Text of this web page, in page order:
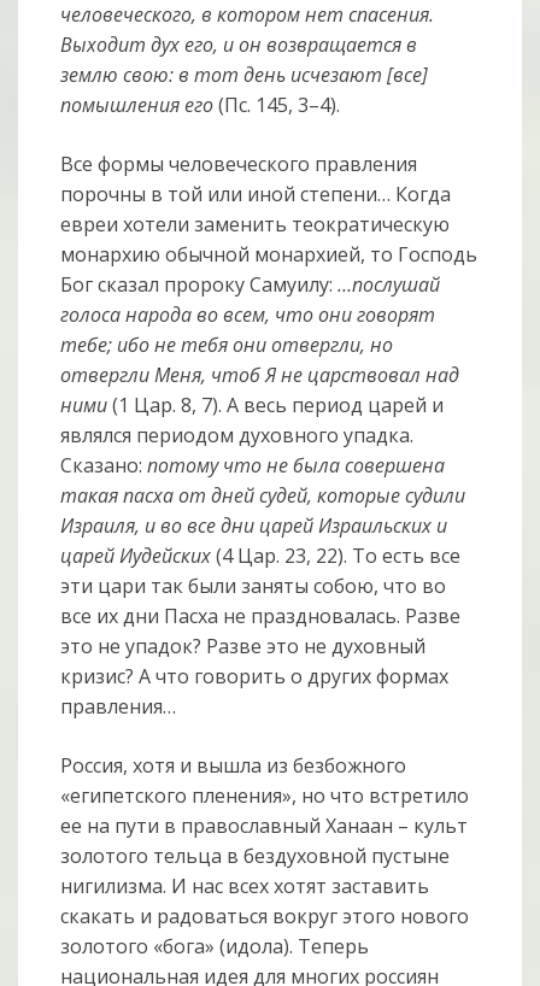
человеческого, в котором нет спасения.
Выходит дух его, и он возвращается в
землю свою: в тот день исчезают [все]
помышления его(Пс. 145, 3–4).
Все формы человеческого правления
порочны в той или иной степени… Когда
евреи хотели заменить теократическую
монархию обычной монархией, то Господь
Бог сказал пророку Самуилу:…послушай
голоса народа во всем, что они говорят
тебе; ибо не тебя они отвергли, но
отвергли Меня, чтоб Я не царствовал над
ними(1 Цар. 8, 7). А весь период царей и
являлся периодом духовного упадка.
Сказано:потому что не была совершена
такая пасха от дней судей, которые судили
Израиля, и во все дни царей Израильских и
царей Иудейских(4 Цар. 23, 22). То есть все
эти цари так были заняты собою, что во
все их дни Пасха не праздновалась. Разве
это не упадок? Разве это не духовный
кризис? А что говорить о других формах
правления…
Россия, хотя и вышла из безбожного
«египетского пленения», но что встретило
ее на пути в православный Ханаан – культ
золотого тельца в бездуховной пустыне
нигилизма. И нас всех хотят заставить
скакать и радоваться вокруг этого нового
золотого «бога» (идола). Теперь
национальная идея для многих россиян